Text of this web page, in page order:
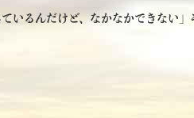
ているんだけど、なかなかできない